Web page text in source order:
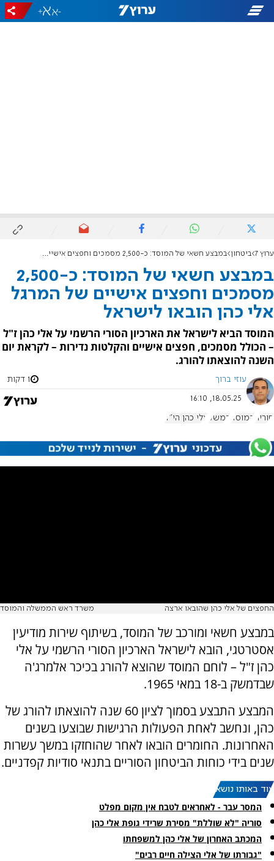
-
+
ערוץ 7 ביטחון במבצע חשאי של המוסד: כ-2,500 מסמכים וחפצים אישיים של המרגל אלי כהן הובאו לישראל
במבצע חשאי של המוסד: כ-2,500
מסמכים וחפצים אישיים של המרגל
אלי כהן הובאו לישראל
המוסד הביא לישראל את הארכיון הסורי הרשמי על אלי כהן ז"ל
– הכולל מסמכים, חפצים אישיים והקלטות נדירות – לקראת יום
השנה להוצאתו להורג.
עוזי ברוך 1 דקות
18.05.25, 16:10
סוריה המוסד דמשק אלי כהן הי"ד
החפצים של אלי כהן שהובאו ארצה משרד ראש הממשלה והמוסד
במבצע חשאי ומורכב של המוסד, בשיתוף שירות מודיעין
אסטרטגי, הובא לישראל הארכיון הסורי הרשמי על אלי
כהן ז"ל – לוחם המוסד שהוצא להורג בכיכר אלמרג'ה
שבדמשק ב-18 במאי 1965.
המבצע התבצע בסמוך לציון 60 שנה להוצאתו להורג של
כהן, ונחשב לאחת הפעולות הרגישות שבוצעו בשנים
האחרונות. החומרים הובאו לאחר שהוחזקו במשך עשרות
שנים בידי כוחות הביטחון הסוריים בתנאי סודיות קפדניים.
עוד באותו נושא:
המסר עבר - לאחראים לטבח אין מקום מפלט
סוריה "לא שוללת" מסירת שרידי גופת אלי כהן
המכתב האחרון של אלי כהן למשפחתו
"גבורתו של אלי הצילה חיים רבים"